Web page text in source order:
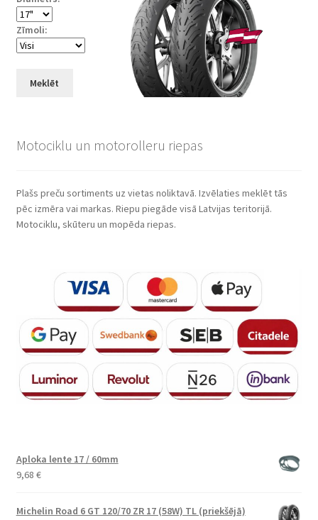
Zīmoli:
Meklēt
Motociklu un motorolleru riepas
Plašs preču sortiments uz vietas noliktavā. Izvēlaties meklēt tās
pēc izmēra vai markas. Riepu piegāde visā Latvijas teritorijā.
Motociklu, skūteru un mopēda riepas.
Aploka lente 17 / 60mm
9,68 €
Michelin Road 6 GT 120/70 ZR 17 (58W) TL (priekšējā)